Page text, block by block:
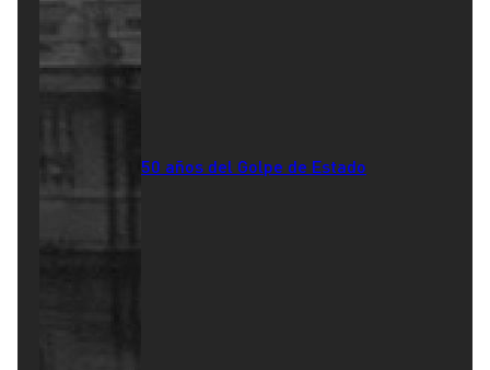
50 años del Golpe de Estado